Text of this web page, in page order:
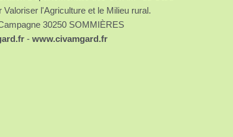
l'Agriculture et le Milieu rural.
30250 SOMMIÈRES
- www.civamgard.fr